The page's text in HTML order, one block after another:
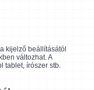
kijelző beállításától
változhat. A
tablet, írószer stb.